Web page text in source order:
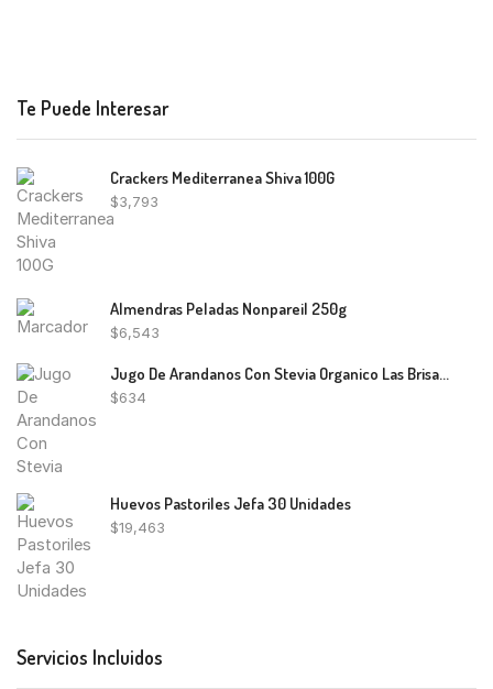
Te Puede Interesar
Crackers Mediterranea Shiva 100G
$3,793
Almendras Peladas Nonpareil 250g
$6,543
Jugo De Arandanos Con Stevia Organico Las Brisas 500Cc
$634
Huevos Pastoriles Jefa 30 Unidades
$19,463
Servicios Incluidos